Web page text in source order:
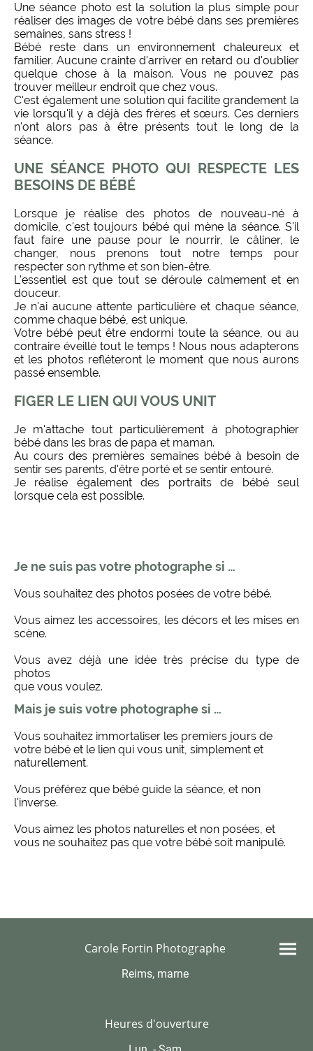
Une séance photo est la solution la plus simple pour
réaliser des images de votre bébé dans ses premières
semaines, sans stress !
Bébé reste dans un environnement chaleureux et
familier. Aucune crainte d'arriver en retard ou d'oublier
quelque chose à la maison. Vous ne pouvez pas
trouver meilleur endroit que chez vous.
C'est également une solution qui facilite grandement la
vie lorsqu'il y a déjà des frères et sœurs. Ces derniers
n'ont alors pas à être présents tout le long de la
séance.
UNE SÉANCE PHOTO QUI RESPECTE LES
BESOINS DE BÉBÉ
Lorsque je réalise des photos de nouveau-né à
domicile, c'est toujours bébé qui mène la séance. S'il
faut faire une pause pour le nourrir, le câliner, le
changer, nous prenons tout notre temps pour
respecter son rythme et son bien-être.
L'essentiel est que tout se déroule calmement et en
douceur.
Je n'ai aucune attente particulière et chaque séance,
comme chaque bébé, est unique.
Votre bébé peut être endormi toute la séance, ou au
contraire éveillé tout le temps ! Nous nous adapterons
et les photos refléteront le moment que nous aurons
passé ensemble.
FIGER LE LIEN QUI VOUS UNIT
Je m'attache tout particulièrement à photographier
bébé dans les bras de papa et maman.
Au cours des premières semaines bébé à besoin de
sentir ses parents, d'être porté et se sentir entouré.
Je réalise également des portraits de bébé seul
lorsque cela est possible.
Je ne suis pas votre photographe si …
Vous souhaitez des photos posées de votre bébé.
Vous aimez les accessoires, les décors et les mises en
scène.
Vous avez déjà une idée très précise du type de
photos
que vous voulez.
Mais je suis votre photographe si …
Vous souhaitez immortaliser les premiers jours de
votre bébé et le lien qui vous unit, simplement et
naturellement.
Vous préférez que bébé guide la séance, et non
l'inverse.
Vous aimez les photos naturelles et non posées, et
vous ne souhaitez pas que votre bébé soit manipulé.
Carole Fortin Photographe
Reims, marne
Heures d'ouverture